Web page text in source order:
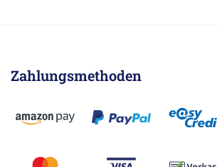
Zahlungsmethoden